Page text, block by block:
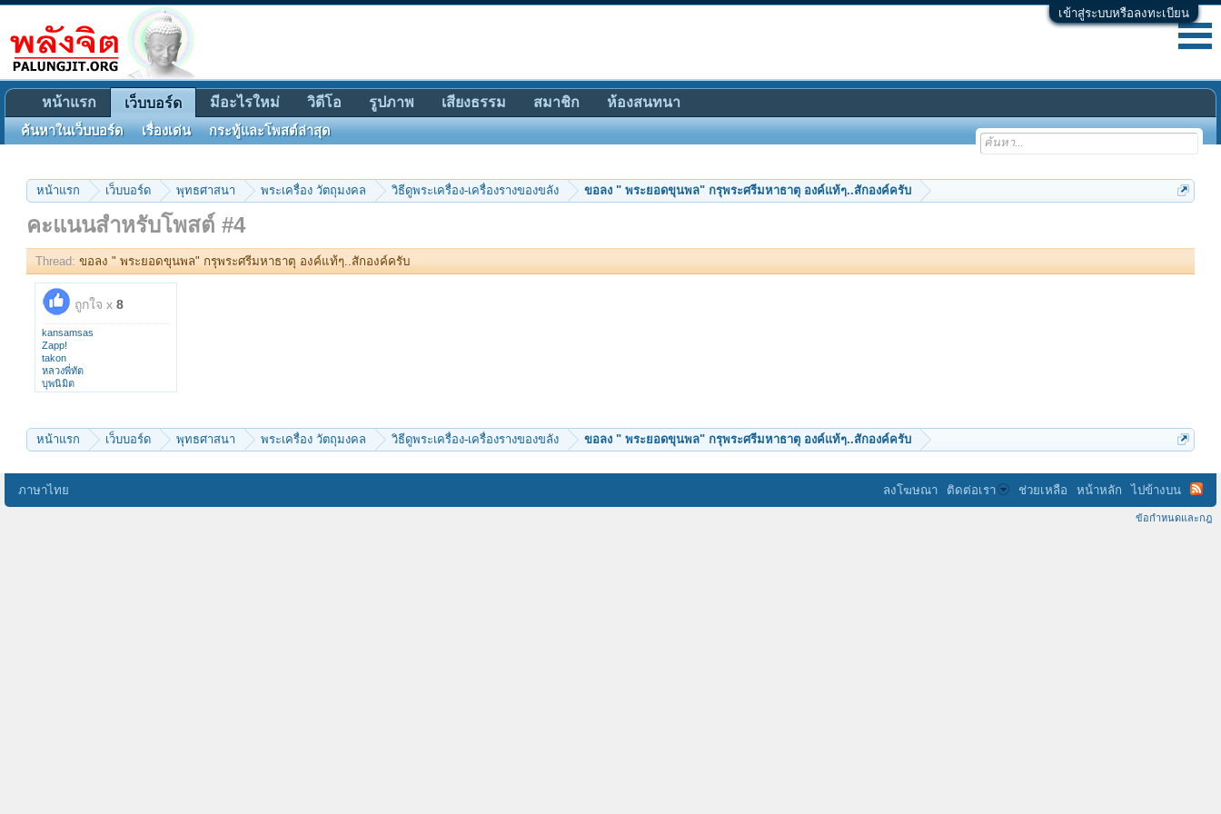
เข้าสู่ระบบหรือลงทะเบียน
หน้าแรก เว็บบอร์ด พุทธศาสนา พระเครื่อง วัตถุมงคล วิธีดูพระเครื่อง-เครื่องรางของขลัง ขอลง " พระยอดขุนพล" กรุพระศรีมหาธาตุ องค์แท้ๆ..สักองค์ครับ
คะแนนสำหรับโพสต์ #4
Thread: ขอลง " พระยอดขุนพล" กรุพระศรีมหาธาตุ องค์แท้ๆ..สักองค์ครับ
ถูกใจ x 8
kansamsas
Zapp!
takon
หลวงพี่ทัต
บุพนิมิต
lingjor
หน้าแรก เว็บบอร์ด พุทธศาสนา พระเครื่อง วัตถุมงคล วิธีดูพระเครื่อง-เครื่องรางของขลัง ขอลง " พระยอดขุนพล" กรุพระศรีมหาธาตุ องค์แท้ๆ..สักองค์ครับ
หน้าแรก เว็บบอร์ด
ค้นหาในเว็บบอร์ด เรื่องเด่น กระทู้และโพสต์ล่าสุด
มีอะไรใหม่ วิดีโอ รูปภาพ เสียงธรรม สมาชิก ห้องสนทนา
ภาษาไทย ลงโฆษณา ติดต่อเรา ช่วยเหลือ หน้าหลัก ไปข้างบน
ข้อกำหนดและกฎ